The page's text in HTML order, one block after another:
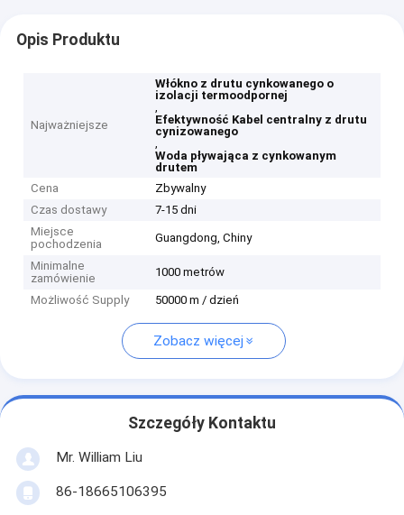
Opis Produktu
Najważniejsze
Włókno z drutu cynkowanego o
izolacji termoodpornej
,
Efektywność Kabel centralny z drutu
cynizowanego
,
Woda pływająca z cynkowanym
drutem
Cena
Zbywalny
Czas dostawy
7-15 dni
Miejsce
pochodzenia
Guangdong, Chiny
Minimalne
zamówienie
1000 metrów
Możliwość Supply 50000 m / dzień
Zobacz więcej
Szczegóły Kontaktu
Mr. William Liu
86-18665106395